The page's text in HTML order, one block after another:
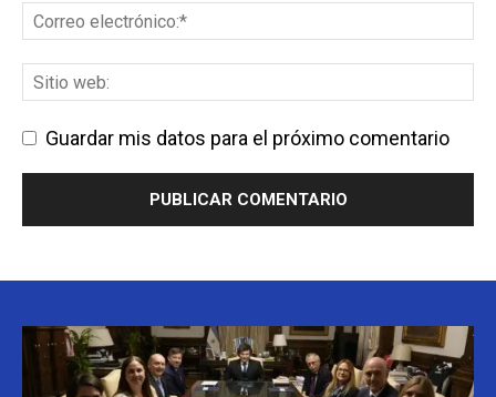
Guardar mis datos para el próximo comentario